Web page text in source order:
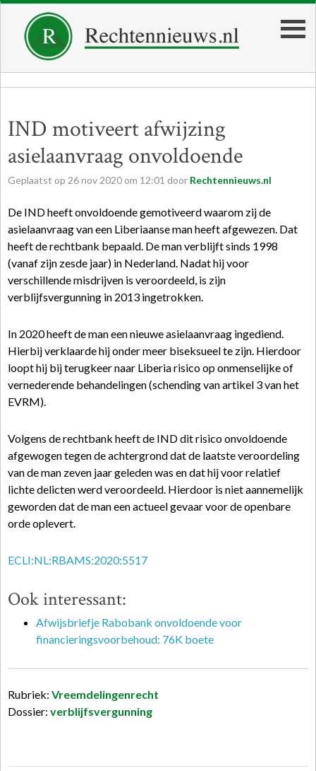
IND motiveert afwijzing
asielaanvraag onvoldoende
Geplaatst op 26nov 2020 om 12:01 door Rechtennieuws.nl
De IND heeft onvoldoende gemotiveerd waarom zij de
asielaanvraag van een Liberiaanse man heeft afgewezen. Dat
heeft de rechtbank bepaald. De man verblijft sinds 1998
(vanaf zijn zesde jaar) in Nederland. Nadat hij voor
verschillende misdrijven is veroordeeld, is zijn
verblijfsvergunning in 2013 ingetrokken.
In 2020 heeft de man een nieuwe asielaanvraag ingediend.
Hierbij verklaarde hij onder meer biseksueel te zijn. Hierdoor
loopt hij bij terugkeer naar Liberia risico op onmenselijke of
vernederende behandelingen (schending van artikel 3 van het
EVRM).
Volgens de rechtbank heeft de IND dit risico onvoldoende
afgewogen tegen de achtergrond dat de laatste veroordeling
van de man zeven jaar geleden was en dat hij voor relatief
lichte delicten werd veroordeeld. Hierdoor is niet aannemelijk
geworden dat de man een actueel gevaar voor de openbare
orde oplevert.
ECLI:NL:RBAMS:2020:5517
Ook interessant:
Afwijsbriefje Rabobank onvoldoende voor
financieringsvoorbehoud: 76K boete
Rubriek: Vreemdelingenrecht
Dossier: verblijfsvergunning